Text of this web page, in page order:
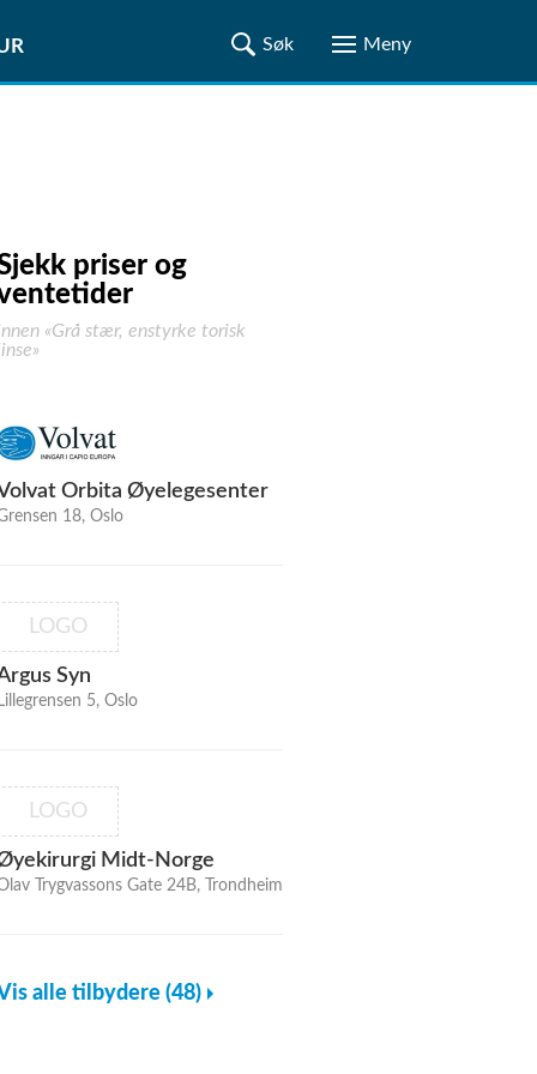
priser og
«Grå stær, enstyrke torisk
Orbita Øyelegesenter
18, Oslo
LOGO
Syn
Lillegrensen 5, Oslo
LOGO
Midt-Norge
Trygvassons Gate 24B, Trondheim
alle tilbydere (48)